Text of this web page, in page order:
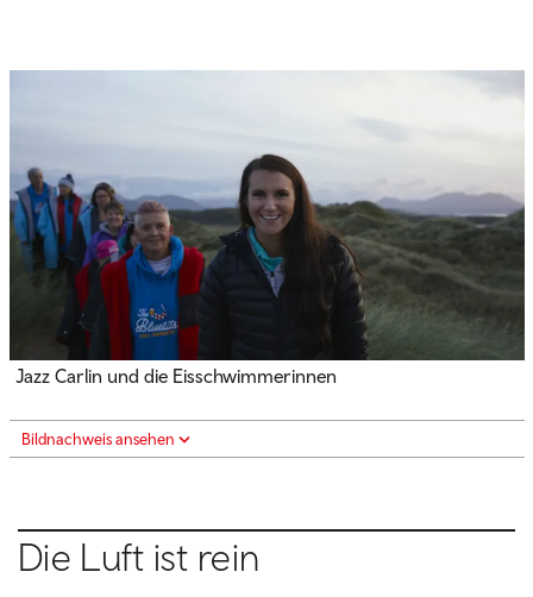
Jazz Carlin und die Eisschwimmerinnen
Bildnachweis ansehen
Die Luft ist rein